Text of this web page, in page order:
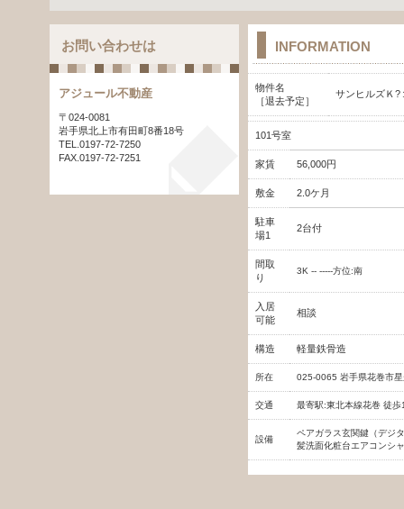
INFORMATION
物件名
［退去予定］
サンヒルズＫ?
101号室
家賃 56,000円
敷金 2.0ケ月
駐車
場1
2台付
間取
り
3K -- -----方位:南
入居
可能
相談
構造 軽量鉄骨造
所在 025-0065 岩手県花巻市
交通 最寄駅:東北本線花巻 徒歩
設備
ペアガラス玄関鍵（デジ
髪洗面化粧台エアコンシ
お問い合わせは
アジュール不動産
〒024-0081
岩手県北上市有田町8番18号
TEL.0197-72-7250
FAX.0197-72-7251